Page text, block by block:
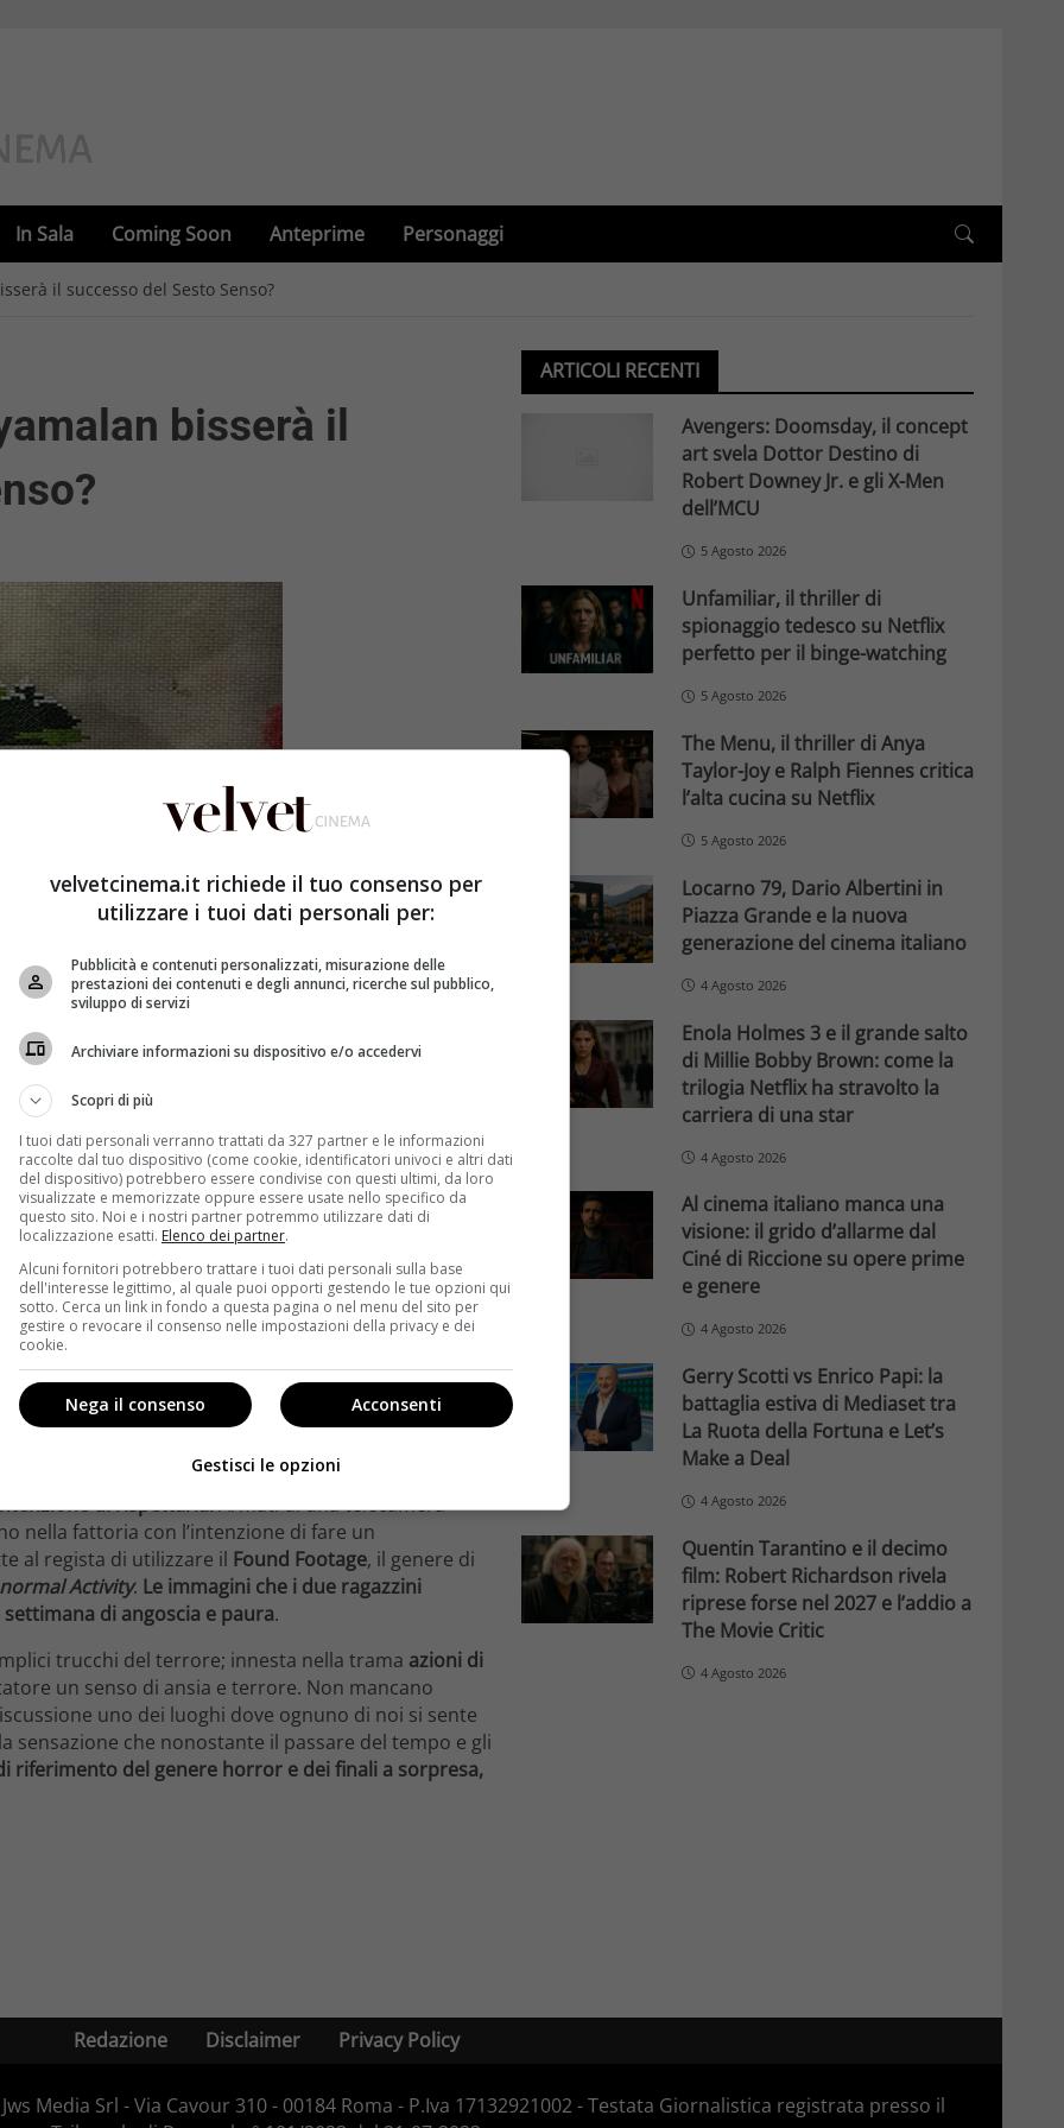
In Sala Coming Soon Anteprime Personaggi
il successo del Sesto Senso?
bisserà il
Visit, il nuovohorrordiM.Night Shyamalan. Era il
sorprese e terrorizzò il pubblico delle sale
di film poco convincentitorna con The Visite
Protagonisti due bambini,
è in crociera con il nuovo fidanzato i due ragazzini si
Pennsylvania. Sembra un vero e proprio spasso,
che vogliono,c’è una sola regola che devono
di rispettarla.Armati di una telecamera
nella fattoria con l’intenzione di fare un
al regista di utilizzare il Found Footage, il genere di
Activity. Le immagini che i due ragazzini
di angoscia e paura.
trucchi del terrore; innesta nella trama azioni di
un senso di ansia e terrore. Non mancano
uno dei luoghi dove ognuno di noi si sente
sensazione che nonostante il passare del tempo e gli
riferimento del genere horror e dei finali a sorpresa,
ARTICOLI RECENTI
Avengers: Doomsday, il concept
art svela Dottor Destino di
Robert Downey Jr. e gli X-Men
dell’MCU
5 Agosto 2026
Unfamiliar, il thriller di
spionaggio tedesco su Netflix
perfetto per il binge-watching
5 Agosto 2026
The Menu, il thriller di Anya
Taylor-Joy e Ralph Fiennes critica
l’alta cucina su Netflix
5 Agosto 2026
Locarno 79, Dario Albertini in
Piazza Grande e la nuova
generazione del cinema italiano
4 Agosto 2026
Enola Holmes 3 e il grande salto
di Millie Bobby Brown: come la
trilogia Netflix ha stravolto la
carriera di una star
4 Agosto 2026
Al cinema italiano manca una
visione: il grido d’allarme dal
Ciné di Riccione su opere prime
e genere
4 Agosto 2026
Gerry Scotti vs Enrico Papi: la
battaglia estiva di Mediaset tra
La Ruota della Fortuna e Let’s
Make a Deal
4 Agosto 2026
Quentin Tarantino e il decimo
film: Robert Richardson rivela
riprese forse nel 2027 e l’addio a
The Movie Critic
4 Agosto 2026
Redazione Disclaimer Privacy Policy
Media Srl - Via Cavour 310 - 00184 Roma - P.Iva 17132921002 - Testata Giornalistica registrata presso il
velvetcinema.it richiede il tuo consenso per
utilizzare i tuoi dati personali per:
Pubblicità e contenuti personalizzati, misurazione delle
prestazioni dei contenuti e degli annunci, ricerche sul pubblico,
sviluppo di servizi
Archiviare informazioni su dispositivo e/o accedervi
Scopri di più
I tuoi dati personali verranno trattati da 327 partner e le informazioni
raccolte dal tuo dispositivo (come cookie, identificatori univoci e altri dati
del dispositivo) potrebbero essere condivise con questi ultimi, da loro
visualizzate e memorizzate oppure essere usate nello specifico da
questo sito. Noi e i nostri partner potremmo utilizzare dati di
localizzazione esatti. Elenco dei partner.
Alcuni fornitori potrebbero trattare i tuoi dati personali sulla base
dell'interesse legittimo, al quale puoi opporti gestendo le tue opzioni qui
sotto. Cerca un link in fondo a questa pagina o nel menu del sito per
gestire o revocare il consenso nelle impostazioni della privacy e dei
cookie.
Acconsenti
Nega il consenso
Gestisci le opzioni